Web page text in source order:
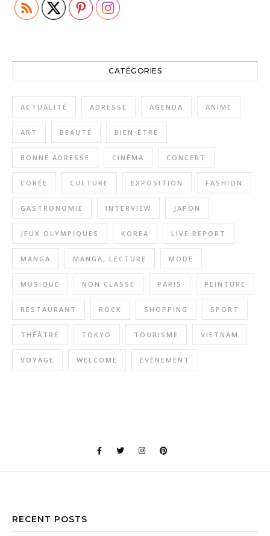
CATÉGORIES
ACTUALITÉ ADRESSE AGENDA ANIME
ART BEAUTÉ BIEN-ÊTRE
BONNE ADRESSE CINÉMA CONCERT
CORÉE CULTURE EXPOSITION FASHION
GASTRONOMIE INTERVIEW JAPON
JEUX OLYMPIQUES KOREA LIVE REPORT
MANGA MANGA, LECTURE MODE
MUSIQUE NON CLASSÉ PARIS PEINTURE
RESTAURANT ROCK SHOPPING SPORT
THÉÂTRE TOKYO TOURISME VIETNAM
VOYAGE WELCOME ÉVÈNEMENT
RECENT POSTS